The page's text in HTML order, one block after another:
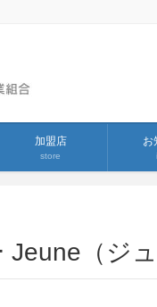
加盟店
store
お
（ジュ